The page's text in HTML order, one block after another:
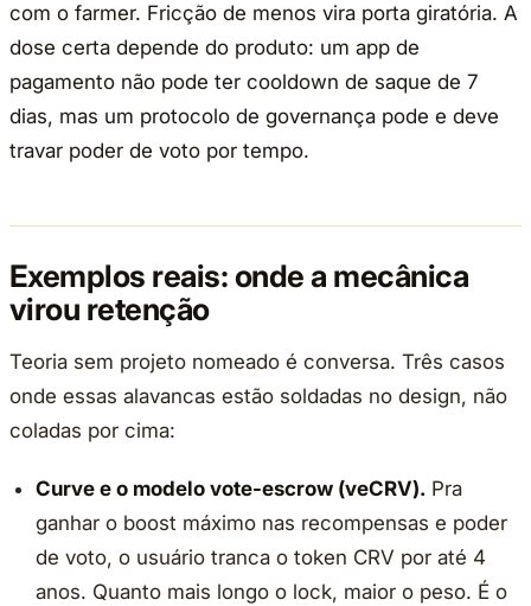
com o farmer. Fricção de menos vira porta giratória. A
dose certa depende do produto: um app de
pagamento não pode ter cooldown de saque de 7
dias, mas um protocolo de governança pode e deve
travar poder de voto por tempo.
Exemplos reais: onde a mecânica
virou retenção
Teoria sem projeto nomeado é conversa. Três casos
onde essas alavancas estão soldadas no design, não
coladas por cima:
Curve e o modelo vote-escrow (veCRV). Pra
ganhar o boost máximo nas recompensas e poder
de voto, o usuário tranca o token CRV por até 4
anos. Quanto mais longo o lock, maior o peso. É o